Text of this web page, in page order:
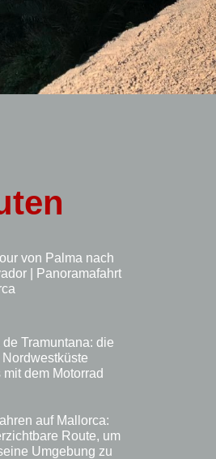
von Palma nach
| Panoramafahrt
de Tramuntana: die
Nordwestküste
mit dem Motorrad
auf Mallorca:
Route, um
Umgebung zu